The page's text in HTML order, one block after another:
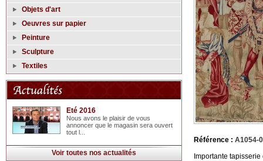
Objets d'art
Oeuvres sur papier
Peinture
Sculpture
Textiles
Eté 2016
Nous avons le plaisir de vous
annoncer que le magasin sera ouvert
tout l...
Voir toutes nos actualités
Référence : A1054-
Importante